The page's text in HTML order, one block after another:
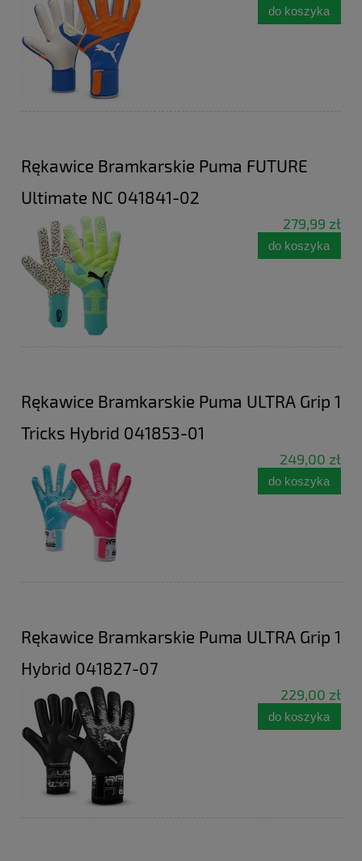
do koszyka
Rękawice Bramkarskie Puma FUTURE
Ultimate NC 041841-02
279,99 zł
do koszyka
Rękawice Bramkarskie Puma ULTRA Grip 1
Tricks Hybrid 041853-01
249,00 zł
do koszyka
Rękawice Bramkarskie Puma ULTRA Grip 1
Hybrid 041827-07
229,00 zł
do koszyka